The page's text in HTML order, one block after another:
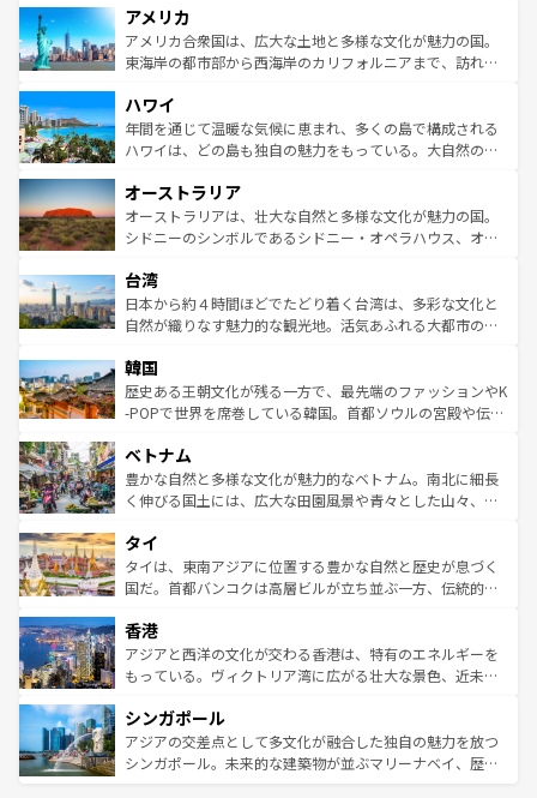
ンツ一覧を参照してほしい。
の建物がそのまま残る町や、スイスならではのユニークな
博物館もあり、アルプス観光だけでなく町歩きも満喫する
ことができる。国民の所得が高いため物価も高いが、旅行
ば市内交通費無料で観光を楽しむこともできる。 なお、新
着のスイス情報はコンテンツ一覧 を参照してほしい。
アメリカ
アメリカ合衆国は、広大な土地と多様な文化が魅力の国。
東海岸の都市部から西海岸のカリフォルニアまで、訪れる
のような巨大都市は、観光、ショッピング、エンターテイ
ンメントが詰まった刺激的なスポットだ。一方、アメリカ
西部には大自然が広がり、グランドキャニオンやイエロー
部のニューオーリンズでは、音楽と美食が融合した独特の
文化が魅力。旅行者はアメリカの各地域で異なる魅力を楽
しみながら、その多様性と豊かな歴史を感じることができ
ならではの贅沢な旅のスタイルだ。 なお、新着のアメリカ
情報はコンテンツ一覧を参照してほしい。
ハワイ
年間を通じて温暖な気候に恵まれ、多くの島で構成される
ハワイは、どの島も独自の魅力をもっている。大自然の神
ワイ島は見逃せない。また、定番の観光地といえばオアフ
島だが、静かな自然を求めるならマウイ島やカウアイ島が
おすすめ。エメラルドグリーンに輝く海をはじめ、豊かな
れるおもてなしの心で訪れる人々を迎えてくれるハワイの
人々、おいしいローカルフードやハワイアンミュージッ
ク、伝統的なフラダンスなど、すべてがハワイの魅力を彩
ワイを、存分に味わってほしい。 なお、新着のハワイ情報
はコンテンツ一覧を参照してほしい。
オーストラリア
オーストラリアは、壮大な自然と多様な文化が魅力の国。
シドニーのシンボルであるシドニー・オペラハウス、オー
リアリーフや大陸中央部にそびえるウルル（エアーズロッ
ク）、タスマニアの美しい原生林やケアンズの熱帯雨林な
ど、見どころがたくさん。また、カフェやワイン、オージ
いる。アクティビティも充実しており、サーフィンやダイ
ビング、ハイキングなど、アウトドア好きにはたまらな
い。オーストラリアの多彩な魅力を存分に味わいつくそ
参照してほしい。
台湾
日本から約４時間ほどでたどり着く台湾は、多彩な文化と
自然が織りなす魅力的な観光地。活気あふれる大都市の台
ン）、静ひつな山岳地帯である台湾東部など、都市の喧騒
と山間の静けさが共存しており、訪れる人に新しい発見と
驚きをもたらしてくれる。また、奥深い台湾の食文化も魅
容にもいいと評判のスイーツなど、バラエティ豊かな料理
が味わえる。 なお、新着の台湾情報は コンテンツ一覧を参
照してほしい。
韓国
歴史ある王朝文化が残る一方で、最先端のファッションやK
-POPで世界を席巻している韓国。首都ソウルの宮殿や伝統
き、地方に足を延ばせば四季折々の自然美を楽しむことが
できる。そして、キムチや焼肉、絶品のストリートフード
まで、さまざまな韓国料理が待っている。夜には、韓国な
リティに包まれながら、韓国の多彩な魅力を心ゆくまで味
わってみてほしい。 なお、新着の韓国情報はコンテンツ一
覧を参照してほしい。
ベトナム
豊かな自然と多様な文化が魅力的なベトナム。南北に細長
く伸びる国土には、広大な田園風景や青々とした山々、世
急速な発展と共に伝統が息づく。ハノイの古い町並みやホ
ーチミン市のフランス統治時代の建物も、独特の雰囲気を
醸し出している。また、バラエティの豊かさとおいしさで
とつ。フォーやバインミー、ベトナムコーヒーなどは、ぜ
ひ現地で味わいたい。どの地域を訪れてもあたたかい人々
が旅行者を迎えてくれるので、きっと忘れられない旅にな
参照してほしい。
タイ
タイは、東南アジアに位置する豊かな自然と歴史が息づく
国だ。首都バンコクは高層ビルが立ち並ぶ一方、伝統的な
の活気が交差している。北部ではチェンマイなどの山岳地
帯で自然と触れ合い、南部ではプーケットやクラビの美し
いビーチでリゾート気分を楽しむことができる。タイ料理
激する。気候は一年中温暖で、どの季節にも異なる楽しみ
が待っている。親しみやすいタイの人々、仏教を中心とし
た文化、そして多様な観光資源が、訪れる旅人を魅了し続
香港
アジアと西洋の文化が交わる香港は、特有のエネルギーを
もっている。ヴィクトリア湾に広がる壮大な景色、近未来
み、どこを訪れても感動するはず。観光スポットが密集し
ており、効率よく見どころを回れるのも魅力。息をのむよ
うな絶景から文化的な体験まで、香港を存分に楽しみ尽く
シンガポール
アジアの交差点として多文化が融合した独自の魅力を放つ
シンガポール。未来的な建築物が並ぶマリーナベイ、歴史